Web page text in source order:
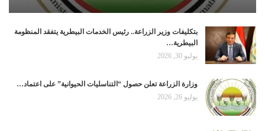
بتكليفات وزير الزراعة.. رئيس الخدمات البيطرية يتفقد المنظومة
البيطرية…
يوليو 30, 2026
وزارة الزراعة تعلن حصول “التناسليات الحيوانية” على اعتماد…
يوليو 26, 2026